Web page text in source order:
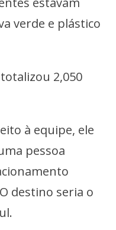
verde e plástico
2,050
à equipe, ele
pessoa
destino seria o